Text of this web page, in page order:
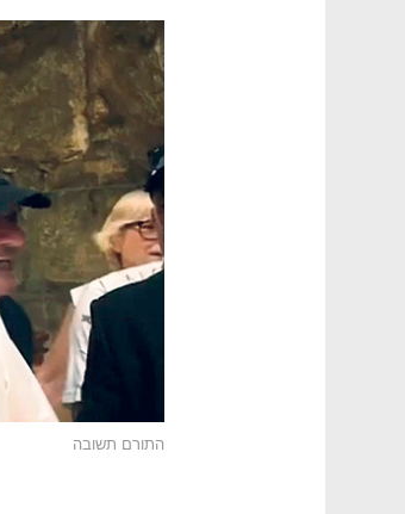
התורם תשובה